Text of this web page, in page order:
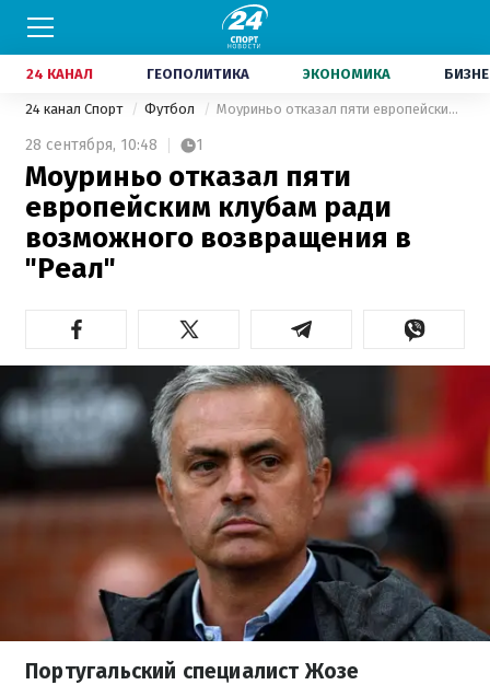
24 КАНАЛ ГЕОПОЛИТИКА ЭКОНОМИКА
24 канал Спорт Футбол Моуриньо отказал пяти европейским клубам ради возможного возвращения в "Реал"
28 сентября, 10:48 1
Моуриньо отказал пяти
европейским клубам ради
возможного возвращения в
"Реал"
Португальский специалист Жозе